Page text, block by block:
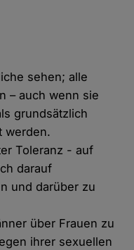
sehen; alle
– auch wenn sie
grundsätzlich
werden.
Toleranz - auf
darauf
und darüber zu
über Frauen zu
ihrer sexuellen